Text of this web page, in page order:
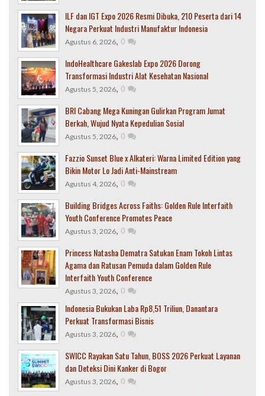
ILF dan IGT Expo 2026 Resmi Dibuka, 210 Peserta dari 14
Negara Perkuat Industri Manufaktur Indonesia
Agustus 6, 2026, 0
IndoHealthcare Gakeslab Expo 2026 Dorong
Transformasi Industri Alat Kesehatan Nasional
Agustus 5, 2026, 0
BRI Cabang Mega Kuningan Gulirkan Program Jumat
Berkah, Wujud Nyata Kepedulian Sosial
Agustus 5, 2026, 0
Fazzio Sunset Blue x Alkateri: Warna Limited Edition yang
Bikin Motor Lo Jadi Anti-Mainstream
Agustus 4, 2026, 0
Building Bridges Across Faiths: Golden Rule Interfaith
Youth Conference Promotes Peace
Agustus 3, 2026, 0
Princess Natasha Dematra Satukan Enam Tokoh Lintas
Agama dan Ratusan Pemuda dalam Golden Rule
Interfaith Youth Conference
Agustus 3, 2026, 0
Indonesia Bukukan Laba Rp8,51 Triliun, Danantara
Perkuat Transformasi Bisnis
Agustus 3, 2026, 0
SWICC Rayakan Satu Tahun, BOSS 2026 Perkuat Layanan
dan Deteksi Dini Kanker di Bogor
Agustus 3, 2026, 0